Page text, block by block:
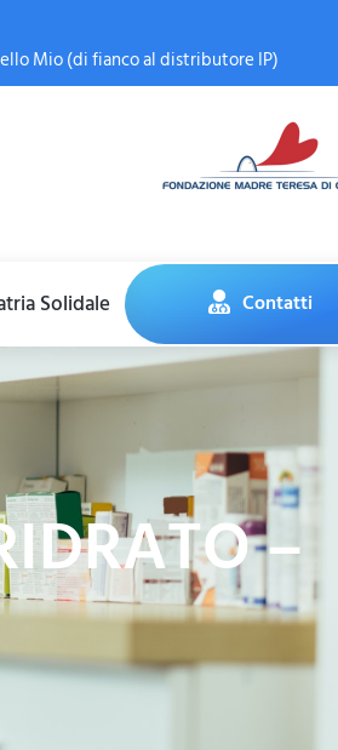
Mio (di fianco al distributore IP)
Solidale Contatti
–